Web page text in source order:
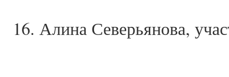
16. Алина Северьянова,